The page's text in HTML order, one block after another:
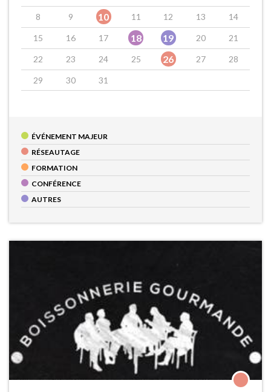
8
9 10 11 12 13 14
15 16 17 18 19 20 21
22 23 24 25 26 27 28
29 30 31
ÉVÉNEMENT MAJEUR
RÉSEAUTAGE
FORMATION
CONFÉRENCE
AUTRES